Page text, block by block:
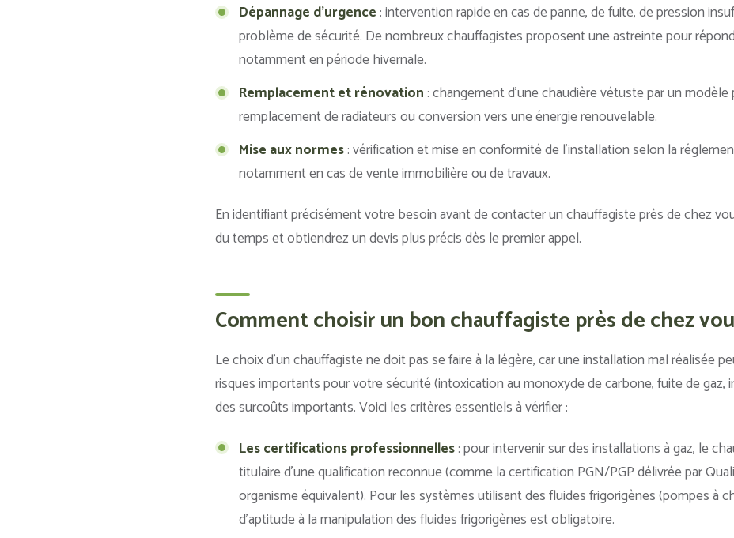
Dépannage d’urgence : intervention rapide en cas de panne, de fuite, de pression
problème de sécurité. De nombreux chauffagistes proposent une astreinte pour
notamment en période hivernale.
Remplacement et rénovation : changement d’une chaudière vétuste par un
remplacement de radiateurs ou conversion vers une énergie renouvelable.
Mise aux normes: vérification et mise en conformité de l’installation selon la
notamment en cas de vente immobilière ou de travaux.
En identifiant précisément votre besoin avant de contacter un chauffagiste près de chez
du temps et obtiendrez un devis plus précis dès le premier appel.
Comment choisir un bon chauffagiste près de chez
Le choix d’un chauffagiste ne doit pas se faire à la légère, car une installation mal réalisée
risques importants pour votre sécurité (intoxication au monoxyde de carbone, fuite de gaz,
des surcoûts importants. Voici les critères essentiels à vérifier :
Les certifications professionnelles: pour intervenir sur des installations à gaz, le
titulaire d’une qualification reconnue (comme la certification PGN/PGP délivrée par
organisme équivalent). Pour les systèmes utilisant des fluides frigorigènes (pompes à
d’aptitude à la manipulation des fluides frigorigènes est obligatoire.